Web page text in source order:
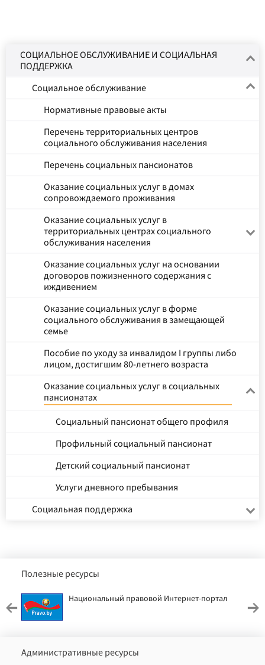
СОЦИАЛЬНОЕ ОБСЛУЖИВАНИЕ И СОЦИАЛЬНАЯ
ПОДДЕРЖКА
Социальное обслуживание
Нормативные правовые акты
Перечень территориальных центров
социального обслуживания населения
Перечень социальных пансионатов
Оказание социальных услуг в домах
сопровождаемого проживания
Оказание социальных услуг в
территориальных центрах социального
обслуживания населения
Оказание социальных услуг на основании
договоров пожизненного содержания с
иждивением
Оказание социальных услуг в форме
социального обслуживания в замещающей
семье
Пособие по уходу за инвалидом I группы либо
лицом, достигшим 80-летнего возраста
Оказание социальных услуг в социальных
пансионатах
Социальный пансионат общего профиля
Профильный социальный пансионат
Детский социальный пансионат
Услуги дневного пребывания
Социальная поддержка
Полезные ресурсы
Национальный правовой Интернет-портал
Административные ресурсы